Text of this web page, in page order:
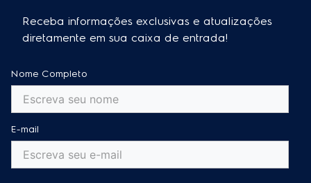
Receba informações exclusivas e atualizações
diretamente em sua caixa de entrada!
Nome Completo
E-mail